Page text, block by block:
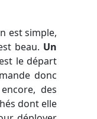
est simple,
beau. Un
le départ
donc
des
dont elle